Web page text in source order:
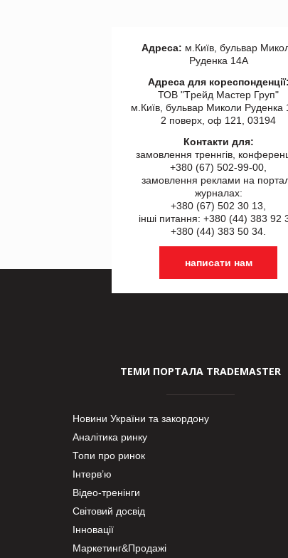
Адреса: м.Київ, бульвар
Руденка 14А
Адреса для кореспонденції:
ТОВ "Tрейд Мастер Груп"
м.Київ, бульвар Миколи Руденка
2 поверх, оф 121, 03194
Контакти для:
замовлення треннгів,
+380 (67) 502-99-00,
замовлення реклами на
журналах:
+380 (67) 502 30 13,
інші питання: +380 (44) 383 92
+380 (44) 383 50 34.
написати нам
ТЕМИ ПОРТАЛА TRADEMASTER
Новини України та закордону
Аналітика ринку
Топи про ринок
Інтерв’ю
Відео-тренінги
Світовий досвід
Інновації
Маркетинг&Продажі